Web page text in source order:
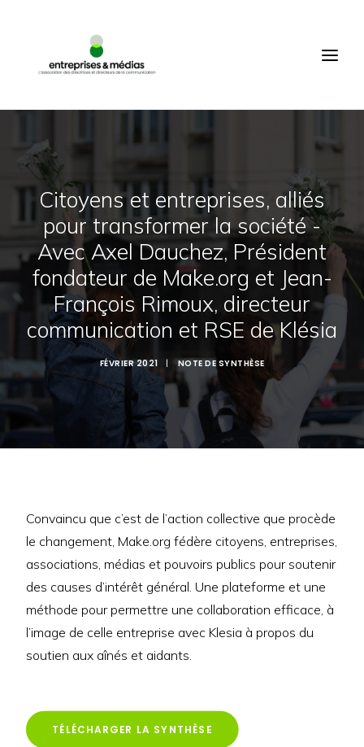
QUI SOMMES-NOUS ?
COMMUNAUTÉ
MEMBRES
CONNEXION
FR
RECHERCHE
Citoyens et entreprises, alliés
pour transformer la société -
Avec Axel Dauchez, Président
fondateur de Make.org et Jean-
François Rimoux, directeur
communication et RSE de Klésia
FÉVRIER 2021 | NOTE DE SYNTHÈSE
Convaincu que c’est de l’action collective que procède
le changement, Make.org fédère citoyens, entreprises,
associations, médias et pouvoirs publics pour soutenir
des causes d’intérêt général. Une plateforme et une
méthode pour permettre une collaboration efficace, à
l’image de celle entreprise avec Klesia à propos du
soutien aux aînés et aidants.
TÉLÉCHARGER LA SYNTHÈSE